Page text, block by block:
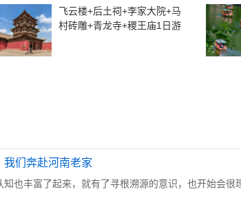
飞云楼+后土祠+李家大院+马
村砖雕+青龙寺+稷王庙1日游
我们奔赴河南老家
知也丰富了起来，就有了寻根溯源的意识，也开始会很